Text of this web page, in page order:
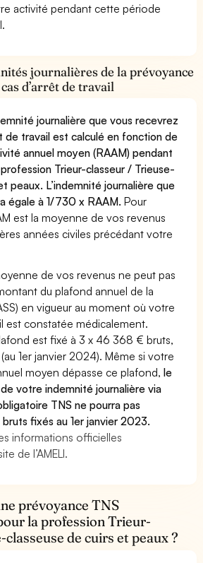
activité pendant cette période
journalières de la prévoyance
d’arrêt de travail
journalière que vous recevrez
travail est calculé en fonction de
annuel moyen (RAAM) pendant
Trieur-classeur / Trieuse-
peaux. L’indemnité journalière que
égale à 1/730 x RAAM. Pour
est la moyenne de vos revenus
années civiles précédant votre
de vos revenus ne peut pas
du plafond annuel de la
en vigueur au moment où votre
est constatée médicalement.
est fixé à 3 x 46 368 € bruts,
1er janvier 2024). Même si votre
moyen dépasse ce plafond,le
votre indemnité journalière via
TNS ne pourra pas
fixés au 1er janvier 2023.
informations officielles
de l’AMELI.
prévoyance TNS
la profession Trieur-
de cuirs et peaux ?